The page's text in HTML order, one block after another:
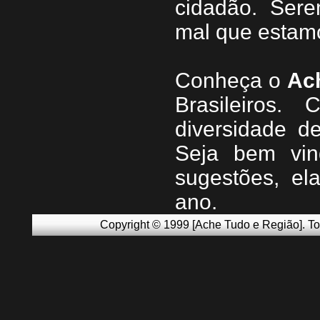
cidadão.
mal que
Conheça o A
Brasileiros.
diversidade
Seja bem
sugestões,
ano.
Copyright © 1999 [Ache Tudo e Região].